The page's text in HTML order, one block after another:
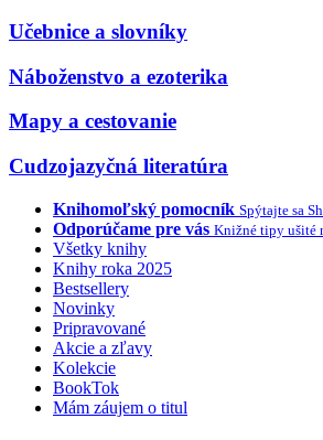
Učebnice a slovníky
Náboženstvo a ezoterika
Mapy a cestovanie
Cudzojazyčná literatúra
Knihomoľský pomocník Spýtajte sa
Odporúčame pre vás Knižné tipy ušité
Všetky knihy
Knihy roka 2025
Bestsellery
Novinky
Pripravované
Akcie a zľavy
Kolekcie
BookTok
Mám záujem o titul